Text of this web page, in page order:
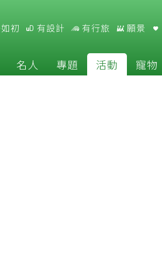
初 有設計 有行旅 願景
名人 專題 活動 寵物